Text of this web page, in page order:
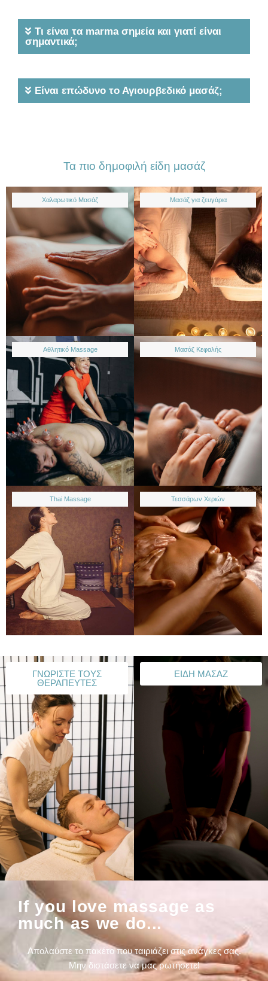
Τι είναι τα marma σημεία και γιατί είναι
σημαντικά;
Είναι επώδυνο το Αγιουρβεδικό μασάζ;
Τα πιο δημοφιλή είδη μασάζ
Χαλαρωτικό Μασάζ Μασάζ για ζευγάρια
Αθλητικό Massage Μασάζ Κεφαλής
Thai Massage Τεσσάρων Χεριών
ΓΝΩΡΙΣΤΕ ΤΟΥΣ
ΘΕΡΑΠΕΥΤΕΣ
ΕΙΔΗ ΜΑΣΑΖ
If you love massage as
much as we do...
Απολαύστε το πακέτο που ταιριάζει στις ανάγκες σας.
Μην διστάσετε να μας ρωτήσετε!